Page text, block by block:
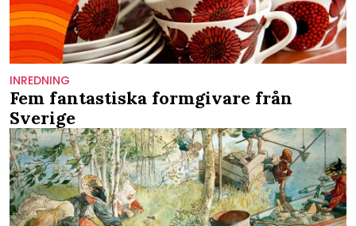
INREDNING
Fem fantastiska formgivare från
Sverige